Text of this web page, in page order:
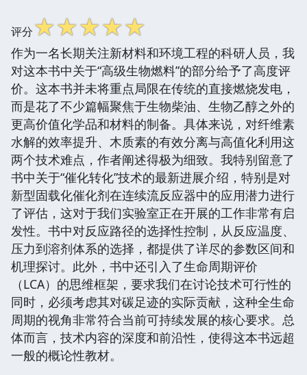
评分☆☆☆☆☆
作为一名长期关注新材料和环境工程的科研人员，我
对这本书中关于“高级生物燃料”的部分给予了高度评
价。这本书并未将重点局限在传统的直接燃烧发电，
而是花了不少篇幅聚焦于生物柴油、生物乙醇之外的
更高价值化学品和材料的制备。具体来说，对纤维素
水解的效率提升、木质素的有效分离与高值化利用这
两个技术难点，作者阐述得极为细致。我特别留意了
书中关于“催化转化”技术的最新进展介绍，特别是对
新型固载化催化剂在连续流反应器中的应用潜力进行
了评估，这对于我们实验室正在开展的工作非常有启
发性。书中对反应路径的选择性控制，从反应温度、
压力到溶剂体系的选择，都提供了详尽的参数区间和
机理探讨。此外，书中还引入了生命周期评价
（LCA）的思维框架，要求我们在讨论技术可行性的
同时，必须考虑其对碳足迹的实际贡献，这种全生命
周期的视角非常符合当前可持续发展的核心要求。总
体而言，技术内容的深度和前沿性，使得这本书远超
一般的概论性教材。